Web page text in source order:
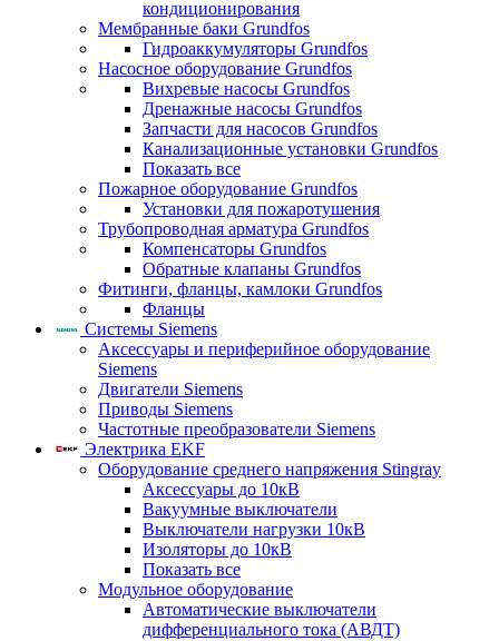
кондиционирования
Мембранные баки Grundfos
Гидроаккумуляторы Grundfos
Насосное оборудование Grundfos
Вихревые насосы Grundfos
Дренажные насосы Grundfos
Запчасти для насосов Grundfos
Канализационные установки Grundfos
Показать все
Пожарное оборудование Grundfos
Установки для пожаротушения
Трубопроводная арматура Grundfos
Компенсаторы Grundfos
Обратные клапаны Grundfos
Фитинги, фланцы, камлоки Grundfos
Фланцы
Системы Siemens
Аксессуары и периферийное оборудование
Siemens
Двигатели Siemens
Приводы Siemens
Частотные преобразователи Siemens
Электрика EKF
Оборудование среднего напряжения Stingray
Аксессуары до 10кВ
Вакуумные выключатели
Выключатели нагрузки 10кВ
Изоляторы до 10кВ
Показать все
Модульное оборудование
Автоматические выключатели
дифференциального тока (АВДТ)